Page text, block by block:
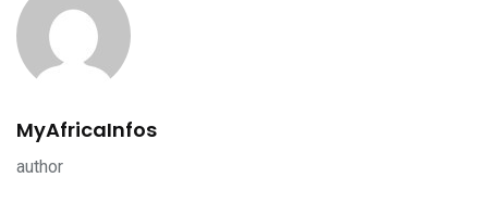
MyAfricaInfos
author